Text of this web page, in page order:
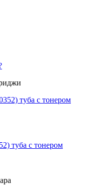
туба с тонером